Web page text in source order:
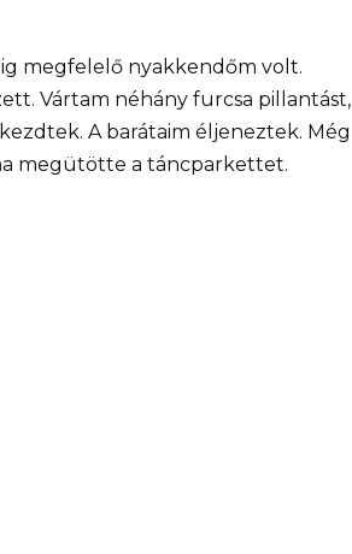
megfelelő nyakkendőm volt.
Vártam néhány furcsa pillantást,
A barátaim éljeneztek. Még
megütötte a táncparkettet.